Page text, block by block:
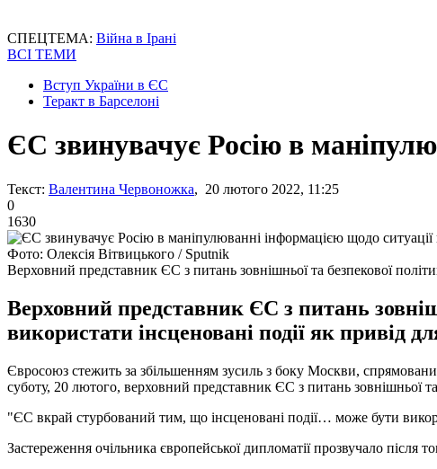
СПЕЦТЕМА: Війна в Ірані
ВСІ ТЕМИ
Вступ України в ЄС
Теракт в Барселоні
ЄС звинувачує Росію в
Текст: Валентина Червоножка, 20 лютого 2022, 11:25
0
1630
Фото: Олексія Вітвицького / Sputnik
Верховний представник ЄС з питань зовнішньої та безпекової
Верховний представник ЄС з питань
використати інсценовані події як привід
Євросоюз стежить за збільшенням зусиль з боку Москви,
суботу, 20 лютого, верховний представник ЄС з питань зовнішньої
"ЄС вкрай стурбований тим, що інсценовані події… може бути
Застереження очільника європейської дипломатії прозвучало